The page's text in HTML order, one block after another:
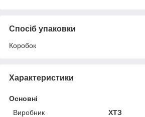
Спосіб упаковки
Коробок
Характеристики
Основні
Виробник
ХТЗ